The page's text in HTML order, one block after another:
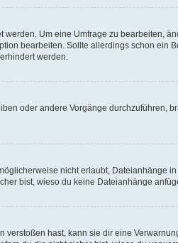
Um eine Umfrage zu bearbeiten,
bearbeiten. Sollte allerdings schon ein
werden.
oder andere Vorgänge durchzuführen,
nicht erlaubt, Dateianhänge
bist, wieso du keine Dateianhänge
hast, kann sie dir eine